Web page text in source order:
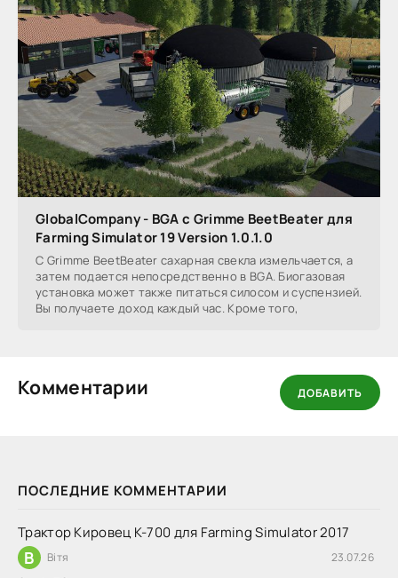
ПОСЛЕДНИЕ КОММЕНТАРИИ
Трактор Кировец К-700 для Farming Simulator 2017
В Вітя 23.07.26
GlobalCompany - BGA с Grimme BeetBeater для
Farming Simulator 19 Version 1.0.1.0
С Grimme BeetBeater сахарная свекла измельчается, а
затем подается непосредственно в BGA. Биогазовая
установка может также питаться силосом и суспензией.
Вы получаете доход каждый час. Кроме того,
Комментарии ДОБАВИТЬ